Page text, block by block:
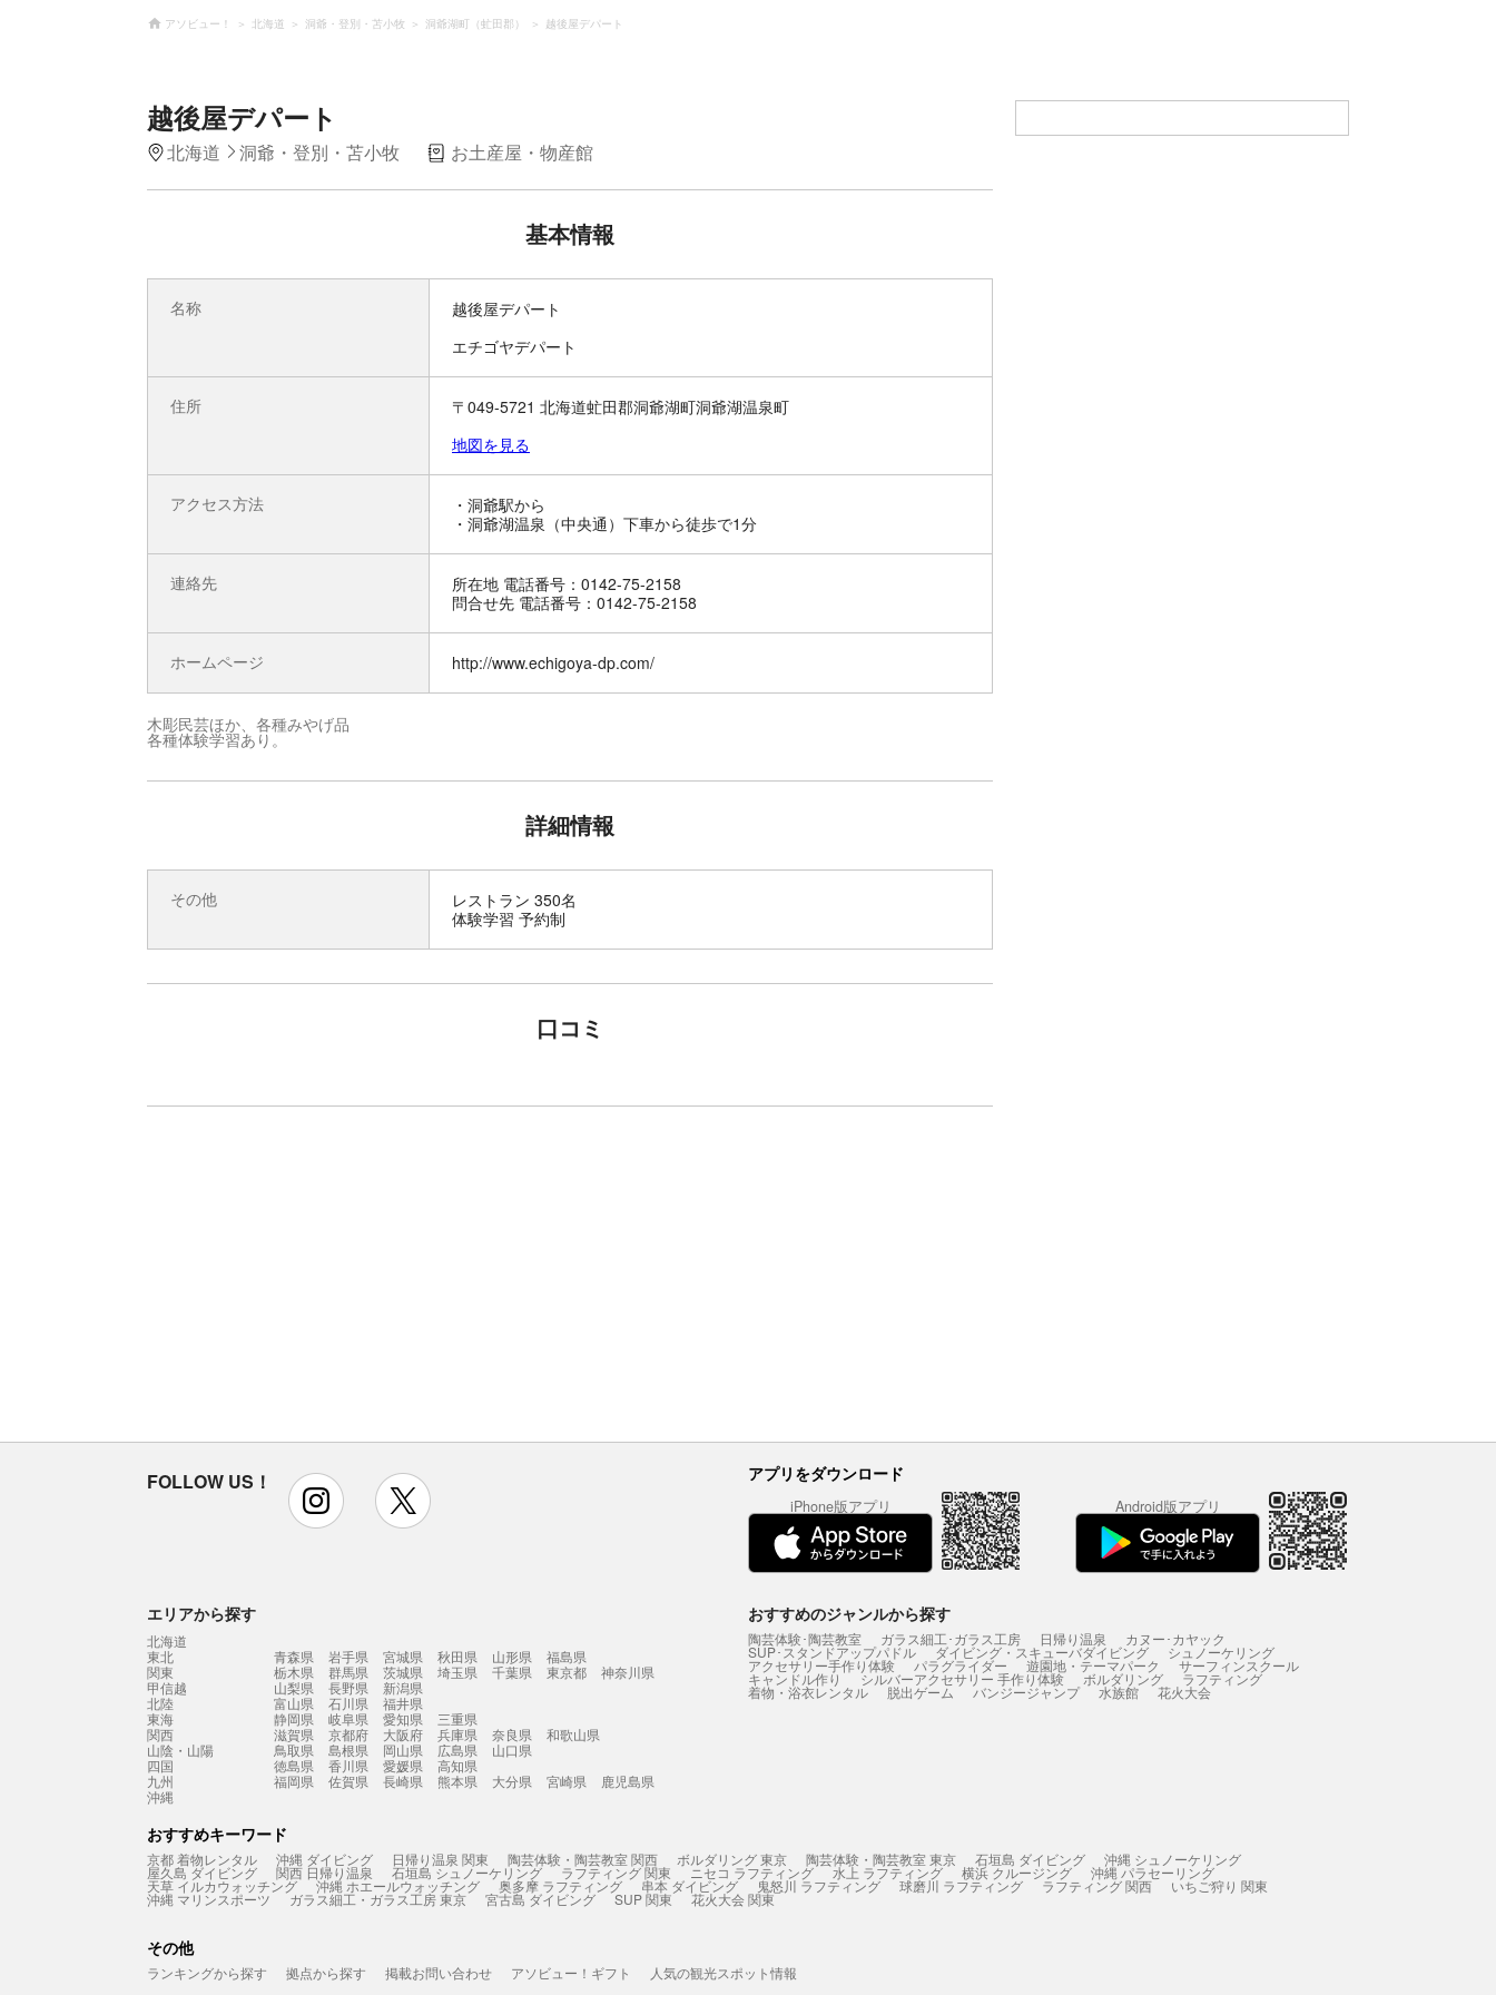
アソビュー！ 北海道 洞爺・登別・苫小牧 洞爺湖町（虻田郡） 越後屋デパート
越後屋デパート
北海道 洞爺・登別・苫小牧 お土産屋・物産館
基本情報
名称
越後屋デパート
エチゴヤデパート
住所
〒049-5721 北海道虻田郡洞爺湖町洞爺湖温泉町
地図を見る
アクセス方法
・洞爺駅から
・洞爺湖温泉（中央通）下車から徒歩で1分
連絡先
所在地 電話番号：0142-75-2158
問合せ先 電話番号：0142-75-2158
ホームページ http://www.echigoya-dp.com/
木彫民芸ほか、各種みやげ品
各種体験学習あり。
詳細情報
その他
レストラン 350名
体験学習 予約制
口コミ
FOLLOW US！ instagram アプリをダウンロード
iPhone版アプリ Android版アプリ
エリアから探す
北海道
東北
青森県 岩手県 宮城県 秋田県 山形県
福島県
関東
栃木県 群馬県 茨城県 埼玉県 千葉県 東京都
神奈川県
甲信越
山梨県 長野県
新潟県
北陸
富山県 石川県
福井県
東海
静岡県 岐阜県 愛知県
三重県
関西
滋賀県 京都府 大阪府 兵庫県 奈良県
和歌山県
山陰・山陽
鳥取県 島根県 岡山県 広島県
山口県
四国
徳島県 香川県 愛媛県
高知県
九州
福岡県 佐賀県 長崎県 熊本県 大分県 宮崎県
鹿児島県
沖縄
おすすめのジャンルから探す
陶芸体験･陶芸教室 ガラス細工･ガラス工房 日帰り温泉 カヌー･カヤック
SUP･スタンドアップパドル ダイビング・スキューバダイビング シュノーケリング
アクセサリー手作り体験 パラグライダー 遊園地・テーマパーク サーフィンスクール
キャンドル作り シルバーアクセサリー 手作り体験 ボルダリング ラフティング
着物・浴衣レンタル 脱出ゲーム バンジージャンプ 水族館 花火大会
おすすめキーワード
京都 着物レンタル 沖縄 ダイビング 日帰り温泉 関東 陶芸体験・陶芸教室 関西 ボルダリング 東京 陶芸体験・陶芸教室 東京 石垣島 ダイビング 沖縄 シュノーケリング
屋久島 ダイビング 関西 日帰り温泉 石垣島 シュノーケリング ラフティング 関東 ニセコ ラフティング 水上 ラフティング 横浜 クルージング 沖縄 パラセーリング
天草 イルカウォッチング 沖縄 ホエールウォッチング 奥多摩 ラフティング 串本 ダイビング 鬼怒川 ラフティング 球磨川 ラフティング ラフティング 関西 いちご狩り 関東
沖縄 マリンスポーツ ガラス細工・ガラス工房 東京 宮古島 ダイビング SUP 関東 花火大会 関東
その他
ランキングから探す 拠点から探す 掲載お問い合わせ アソビュー！ギフト 人気の観光スポット情報